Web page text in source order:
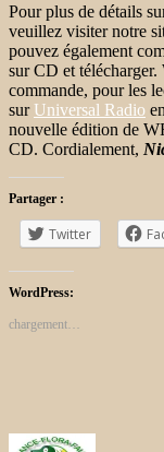
Pour plus de détails
veuillez visiter notre
pouvez également
sur CD et
commande, pour les
sur Universal Radio
nouvelle édition de
CD. Cordialement,
Partager :
Twitter
WordPress:
chargement…